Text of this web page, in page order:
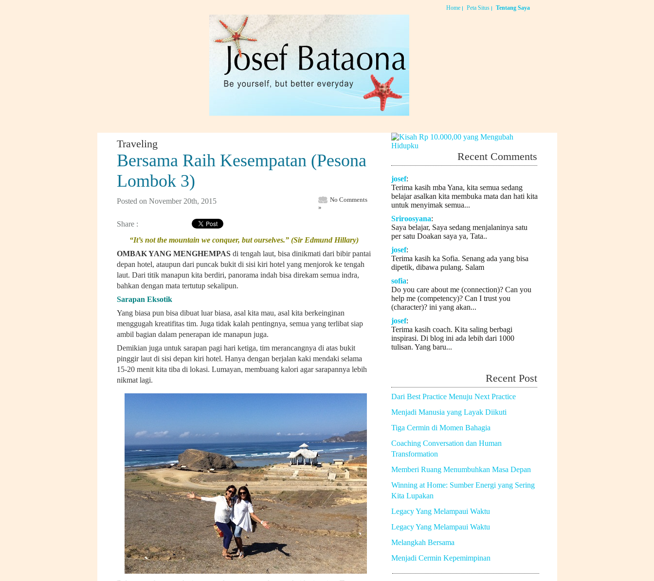
Home Peta Situs Tentang Saya
Traveling
Bersama Raih Kesempatan (Pesona
Lombok 3)
Posted on November 20th, 2015
No Comments
»
Share :
“It’s not the mountain we conquer, but ourselves.” (Sir Edmund Hillary)
OMBAK YANG MENGHEMPASdi tengah laut, bisa dinikmati dari bibir pantai
depan hotel, ataupun dari puncak bukit di sisi kiri hotel yang menjorok ke tengah
laut. Dari titik manapun kita berdiri, panorama indah bisa direkam semua indra,
bahkan dengan mata tertutup sekalipun.
Sarapan Eksotik
Yang biasa pun bisa dibuat luar biasa, asal kita mau, asal kita berkeinginan
menggugah kreatifitas tim. Juga tidak kalah pentingnya, semua yang terlibat siap
ambil bagian dalam penerapan ide manapun juga.
Demikian juga untuk sarapan pagi hari ketiga, tim merancangnya di atas bukit
pinggir laut di sisi depan kiri hotel. Hanya dengan berjalan kaki mendaki selama
15-20 menit kita tiba di lokasi. Lumayan, membuang kalori agar sarapannya lebih
nikmat lagi.
Recent Comments
josef:
Terima kasih mba Yana, kita semua sedang
belajar asalkan kita membuka mata dan hati kita
untuk menyimak semua...
Sriroosyana:
Saya belajar, Saya sedang menjalaninya satu
per satu Doakan saya ya, Tata..
josef:
Terima kasih ka Sofia. Senang ada yang bisa
dipetik, dibawa pulang. Salam
sofia:
Do you care about me (connection)? Can you
help me (competency)? Can I trust you
(character)? ini yang akan...
josef:
Terima kasih coach. Kita saling berbagi
inspirasi. Di blog ini ada lebih dari 1000
tulisan. Yang baru...
Recent Post
Dari Best Practice Menuju Next Practice
Menjadi Manusia yang Layak Diikuti
Tiga Cermin di Momen Bahagia
Coaching Conversation dan Human
Transformation
Memberi Ruang Menumbuhkan Masa Depan
Winning at Home: Sumber Energi yang Sering
Kita Lupakan
Legacy Yang Melampaui Waktu
Legacy Yang Melampaui Waktu
Melangkah Bersama
Menjadi Cermin Kepemimpinan